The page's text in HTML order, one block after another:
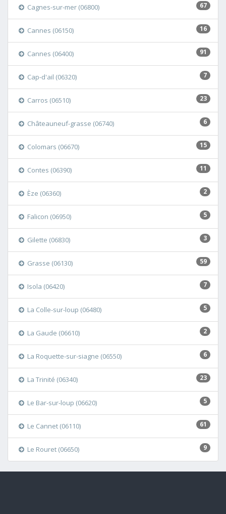
67
Cagnes-sur-mer (06800)
16
Cannes (06150)
91
Cannes (06400)
7
Cap-d'ail (06320)
23
Carros (06510)
6
Châteauneuf-grasse (06740)
15
Colomars (06670)
11
Contes (06390)
2
Èze (06360)
5
Falicon (06950)
3
Gilette (06830)
59
Grasse (06130)
7
Isola (06420)
5
La Colle-sur-loup (06480)
2
La Gaude (06610)
6
La Roquette-sur-siagne (06550)
23
La Trinité (06340)
5
Le Bar-sur-loup (06620)
61
Le Cannet (06110)
9
Le Rouret (06650)